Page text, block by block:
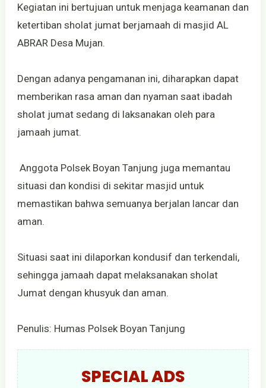
Kegiatan ini bertujuan untuk menjaga keamanan dan
ketertiban sholat jumat berjamaah di masjid AL
ABRAR Desa Mujan.
Dengan adanya pengamanan ini, diharapkan dapat
memberikan rasa aman dan nyaman saat ibadah
sholat jumat sedang di laksanakan oleh para
jamaah jumat.
Anggota Polsek Boyan Tanjung juga memantau
situasi dan kondisi di sekitar masjid untuk
memastikan bahwa semuanya berjalan lancar dan
aman.
Situasi saat ini dilaporkan kondusif dan terkendali,
sehingga jamaah dapat melaksanakan sholat
Jumat dengan khusyuk dan aman.
Penulis: Humas Polsek Boyan Tanjung
SPECIAL ADS